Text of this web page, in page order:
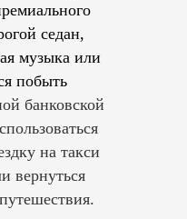
седан,
музыка или
побыть
банковской
на такси
вернуться